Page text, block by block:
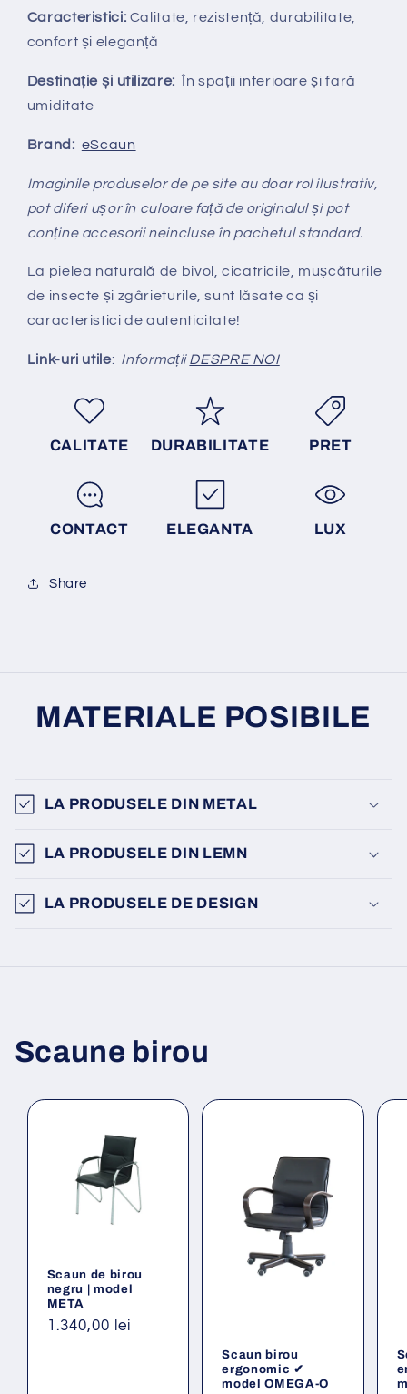
Caracteristici: Calitate, rezistență, durabilitate,
confort și eleganță
Destinație și utilizare: În spații interioare și fară
umiditate
Brand: eScaun
Imaginile produselor de pe site au doar rol ilustrativ,
pot diferi ușor în culoare față de originalul și pot
conține accesorii neincluse în pachetul standard.
La pielea naturală de bivol, cicatricile, mușcăturile
de insecte și zgârieturile, sunt lăsate ca și
caracteristici de autenticitate!
Link-uri utile: InformațiiDESPRE NOI
CALITATE DURABILITATE PRET
CONTACT ELEGANTA LUX
Share
MATERIALE POSIBILE
LA PRODUSELE DIN METAL
LA PRODUSELE DIN LEMN
LA PRODUSELE DE DESIGN
Scaune birou
Scaun de birou
negru | model
META
Preț
1.340,00 lei
Scaun birou
ergonomic ✔
model OMEGA-O